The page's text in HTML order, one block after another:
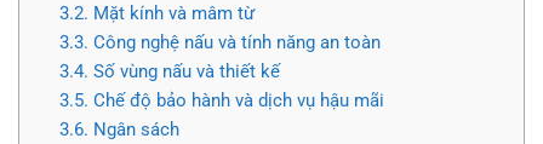
3.2. Mặt kính và mâm từ
3.3. Công nghệ nấu và tính năng an toàn
3.4. Số vùng nấu và thiết kế
3.5. Chế độ bảo hành và dịch vụ hậu mãi
3.6. Ngân sách